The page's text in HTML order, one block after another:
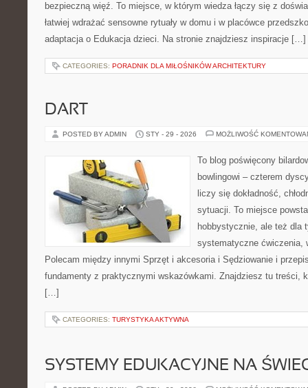
bezpieczną więź. To miejsce, w którym wiedza łączy się z
łatwiej wdrażać sensowne rytuały w domu i w placówce
adaptacja o Edukacja dzieci. Na stronie znajdziesz inspiracje […]
CATEGORIES: PORADNIK DLA MIŁOŚNIKÓW ARCHITEKTURY
DART
POSTED BY ADMIN STY - 29 - 2026 MOŻLIWOŚĆ
To blog poświęcony
bowlingowi – czterem
liczy się dokładność,
sytuacji. To miejsce
hobbystycznie, ale też dla
systematyczne ćwiczenia,
Polecam między innymi Sprzęt i akcesoria i Sędziowanie i
fundamenty z praktycznymi wskazówkami. Znajdziesz tu treści,
[…]
CATEGORIES: TURYSTYKA AKTYWNA
SYSTEMY EDUKACYJNE NA